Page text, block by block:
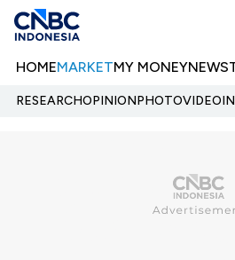
HOMEMARKETMY MONEYNEWS
RESEARCHOPINIONPHOTOVIDEO